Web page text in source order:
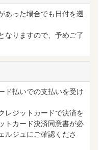
あった場合でも日付を遡
なりますので、予めご了
ド払いでの支払いを受け
レジットカードで決済を
トカード決済同意書が必
ルジュにご確認くださ